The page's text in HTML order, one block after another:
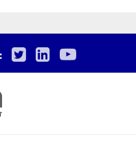
TwitterLinkedIn
Youtube